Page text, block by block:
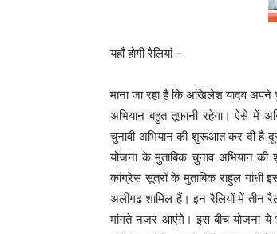
यहाँ होगी रैलियां –
माना जा रहा है कि अखिलेश यादव अपने
अभियान बहुत तूफानी रहेगा। ऐसे में
चुनावी अभियान की शुरूआत कर दी है
योजना के मुताबिक चुनाव अभियान की
कांग्रेस सूत्रों के मुताबिक राहुल गांधी
अलीगढ़ शामिल हैं। इन रैलियों में तीन
मांगते नजर आएंगे। इस बीच योजना ये